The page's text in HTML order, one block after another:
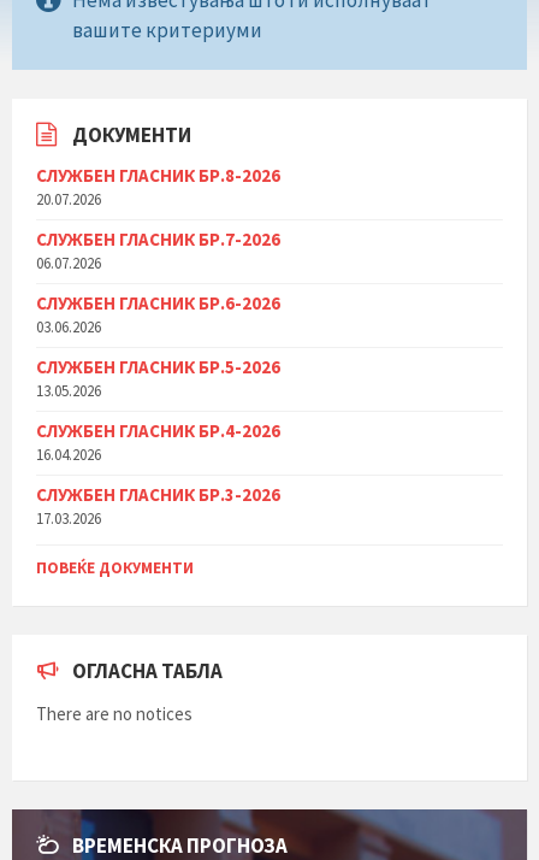
вашите критериуми
ДОКУМЕНТИ
СЛУЖБЕН ГЛАСНИК БР.8-2026
20.07.2026
СЛУЖБЕН ГЛАСНИК БР.7-2026
06.07.2026
СЛУЖБЕН ГЛАСНИК БР.6-2026
03.06.2026
СЛУЖБЕН ГЛАСНИК БР.5-2026
13.05.2026
СЛУЖБЕН ГЛАСНИК БР.4-2026
16.04.2026
СЛУЖБЕН ГЛАСНИК БР.3-2026
17.03.2026
ПОВЕЌЕ ДОКУМЕНТИ
ОГЛАСНА ТАБЛА
There are no notices
ВРЕМЕНСКА ПРОГНОЗА